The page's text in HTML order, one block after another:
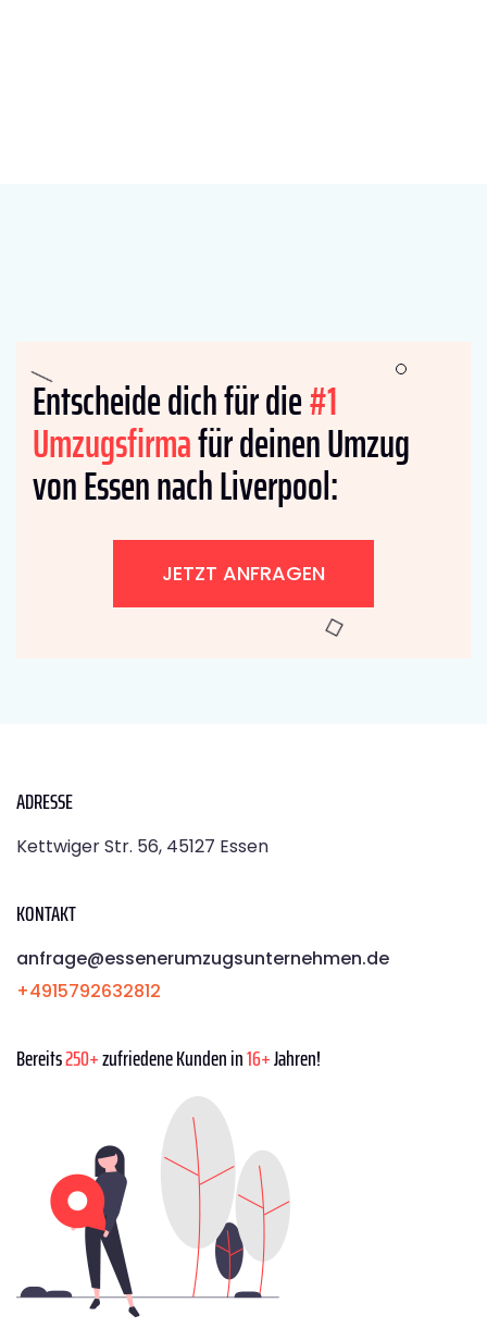
Entscheide dich für die#1
Umzugsfirmafür deinen Umzug
von Essen nach Liverpool:
JETZT ANFRAGEN
ADRESSE
Kettwiger Str. 56, 45127 Essen
KONTAKT
anfrage@essenerumzugsunternehmen.de
+4915792632812
Bereits250+zufriedene Kunden in16+Jahren!